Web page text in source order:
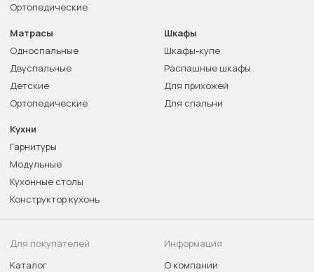
Ортопедические
Матрасы
Односпальные
Двуспальные
Детские
Ортопедические
Шкафы
Шкафы-купе
Распашные шкафы
Для прихожей
Для спальни
Кухни
Гарнитуры
Модульные
Кухонные столы
Конструктор кухонь
Для покупателей
Каталог
Информация
О компании